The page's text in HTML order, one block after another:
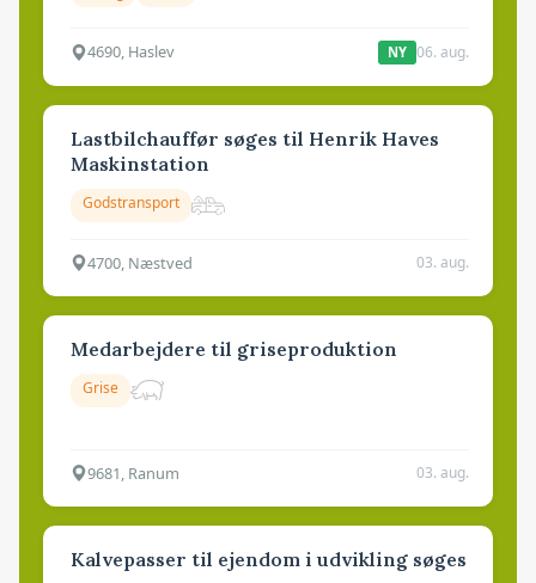
4690, Haslev NY 06. aug.
Lastbilchauffør søges til Henrik Haves
Maskinstation
Godstransport
4700, Næstved 03. aug.
Medarbejdere til griseproduktion
Grise
9681, Ranum 03. aug.
Kalvepasser til ejendom i udvikling søges